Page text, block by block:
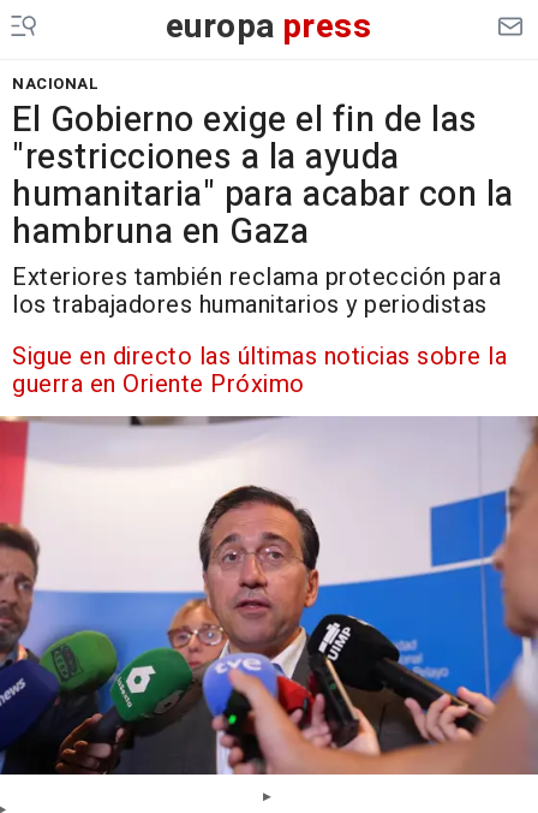
europa press
NACIONAL
El Gobierno exige el fin de las
"restricciones a la ayuda
humanitaria" para acabar con la
hambruna en Gaza
Exteriores también reclama protección para
los trabajadores humanitarios y periodistas
Sigue en directo las últimas noticias sobre la
guerra en Oriente Próximo